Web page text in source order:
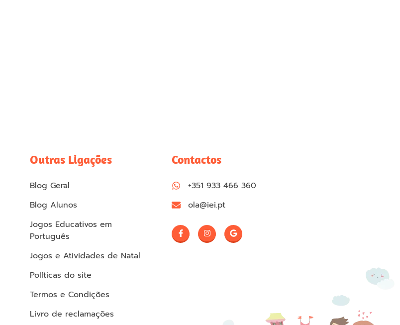
Outras Ligações
Blog Geral
Blog Alunos
Jogos Educativos em
Português
Jogos e Atividades de Natal
Políticas do site
Termos e Condições
Livro de reclamações
Contactos
+351 933 466 360
ola@iei.pt